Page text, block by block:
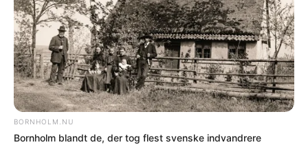
NOTER
500 spildevandssager venter på behandling
NOTER
BAT mangler data om passagererne
NOTER
Express 1 forsinket af syg passager